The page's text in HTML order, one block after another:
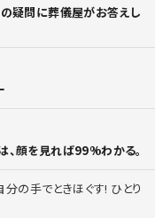
の疑問に葬儀屋がお答えし
顔を見れば99%わかる。
の手でときほぐす! ひとり